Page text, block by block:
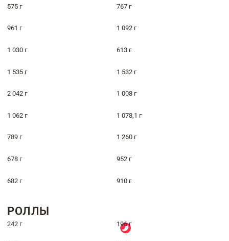
575 г 767 г
961 г 1 092 г
1 030 г 613 г
1 535 г 1 532 г
2 042 г 1 008 г
1 062 г 1 078,1 г
789 г 1 260 г
678 г 952 г
682 г 910 г
РОЛЛЫ
242 г 196 г